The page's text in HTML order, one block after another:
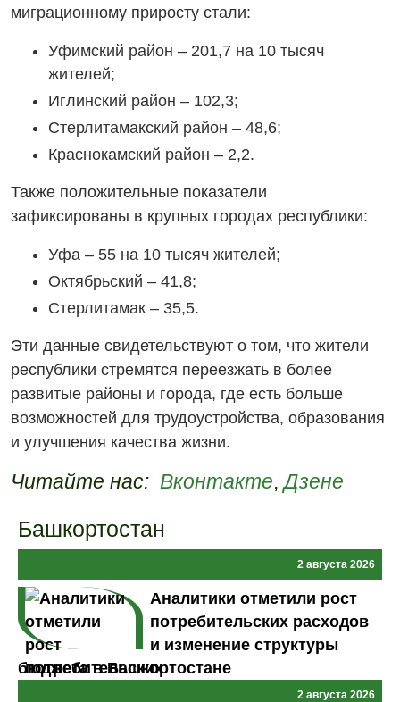
миграционному приросту стали:
Уфимский район – 201,7 на 10 тысяч
жителей;
Иглинский район – 102,3;
Стерлитамакский район – 48,6;
Краснокамский район – 2,2.
Также положительные показатели
зафиксированы в крупных городах республики:
Уфа – 55 на 10 тысяч жителей;
Октябрьский – 41,8;
Стерлитамак – 35,5.
Эти данные свидетельствуют о том, что жители
республики стремятся переезжать в более
развитые районы и города, где есть больше
возможностей для трудоустройства, образования
и улучшения качества жизни.
Читайте нас: Вконтакте,Дзене
Башкортостан
2 августа 2026
Аналитики отметили рост
потребительских расходов
и изменение структуры
бюджета в Башкортостане
2 августа 2026